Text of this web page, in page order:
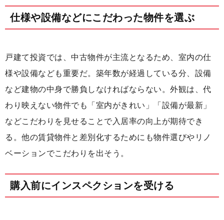
仕様や設備などにこだわった物件を選ぶ
戸建て投資では、中古物件が主流となるため、室内の仕
様や設備なども重要だ。築年数が経過している分、設備
など建物の中身で勝負しなければならない。外観は、代
わり映えない物件でも「室内がきれい」「設備が最新」
などこだわりを見せることで入居率の向上が期待でき
る。他の賃貸物件と差別化するためにも物件選びやリノ
ベーションでこだわりを出そう。
購入前にインスペクションを受ける